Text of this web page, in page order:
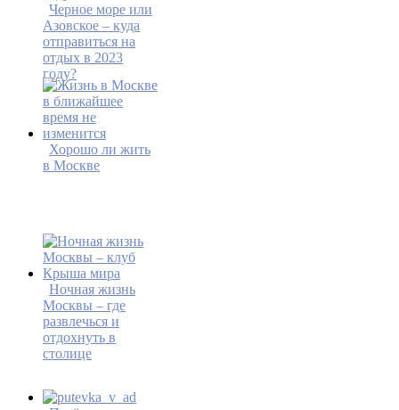
Черное море или
Азовское – куда
отправиться на
отдых в 2023
году?
Хорошо ли жить
в Москве
Ночная жизнь
Москвы – где
развлечься и
отдохнуть в
столице